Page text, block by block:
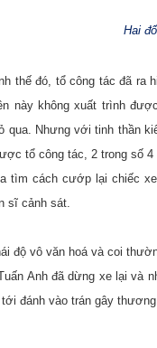
Hai
thế đó, tổ công tác đã ra
này không xuất trình
qua. Nhưng với tinh thần
tổ công tác, 2 trong số
tìm cách cướp lại chiếc
sĩ cảnh sát.
độ vô văn hoá và coi
Anh đã dừng xe lại và
đánh vào trán gây